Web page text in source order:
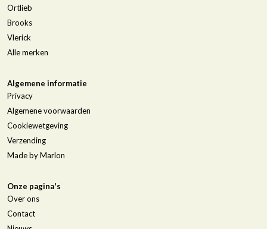
Ortlieb
Brooks
Vlerick
Alle merken
Algemene informatie
Privacy
Algemene voorwaarden
Cookiewetgeving
Verzending
Made by Marlon
Onze pagina's
Over ons
Contact